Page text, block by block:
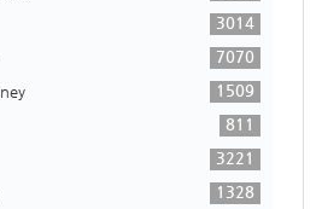
3014
7070
1509
811
3221
1328